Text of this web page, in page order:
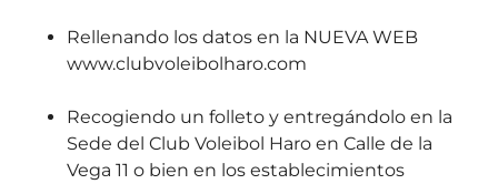
Rellenando los datos en la NUEVA WEB
www.clubvoleibolharo.com
Recogiendo un folleto y entregándolo en la
Sede del Club Voleibol Haro en Calle de la
Vega 11 o bien en los establecimientos